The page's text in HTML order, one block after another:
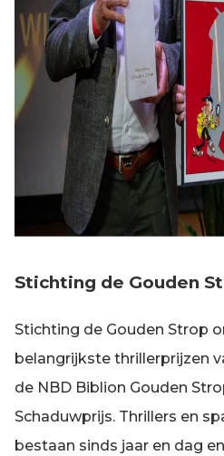
Stichting de Gouden
Stichting de Gouden Strop
belangrijkste thrillerprijzen
de NBD Biblion Gouden
Schaduwprijs. Thrillers en
bestaan sinds jaar en dag